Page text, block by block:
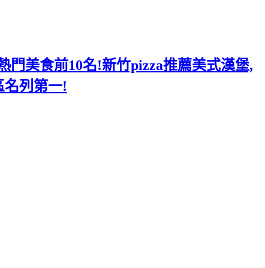
門美食前10名!新竹pizza推薦美式漢堡,
名列第一!